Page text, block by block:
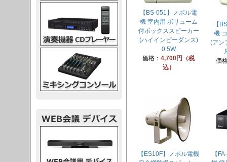
【BS-051】ノボル電
機 室内用 ボリューム
付ボックススピーカー
(ハイインピーダンス)
0.5W
価格： 4,700円（税
込）
【
機
(アン
価
【ES10F】ノボル電機
【